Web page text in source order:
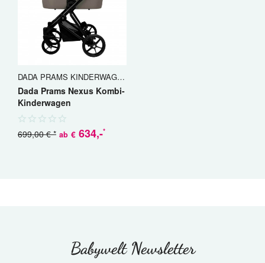
DADA PRAMS KINDERWAGEN
Dada Prams Nexus Kombi-
Kinderwagen
ab € 634,-*
699,00 € *
Babywelt Newsletter